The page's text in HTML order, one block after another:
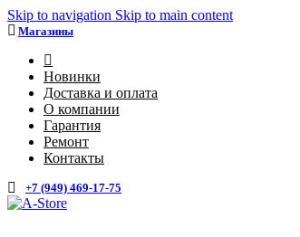
Skip to navigation Skip to main content
Магазины
Новинки
Доставка и оплата
О компании
Гарантия
Ремонт
Контакты
+7 (949) 469-17-75